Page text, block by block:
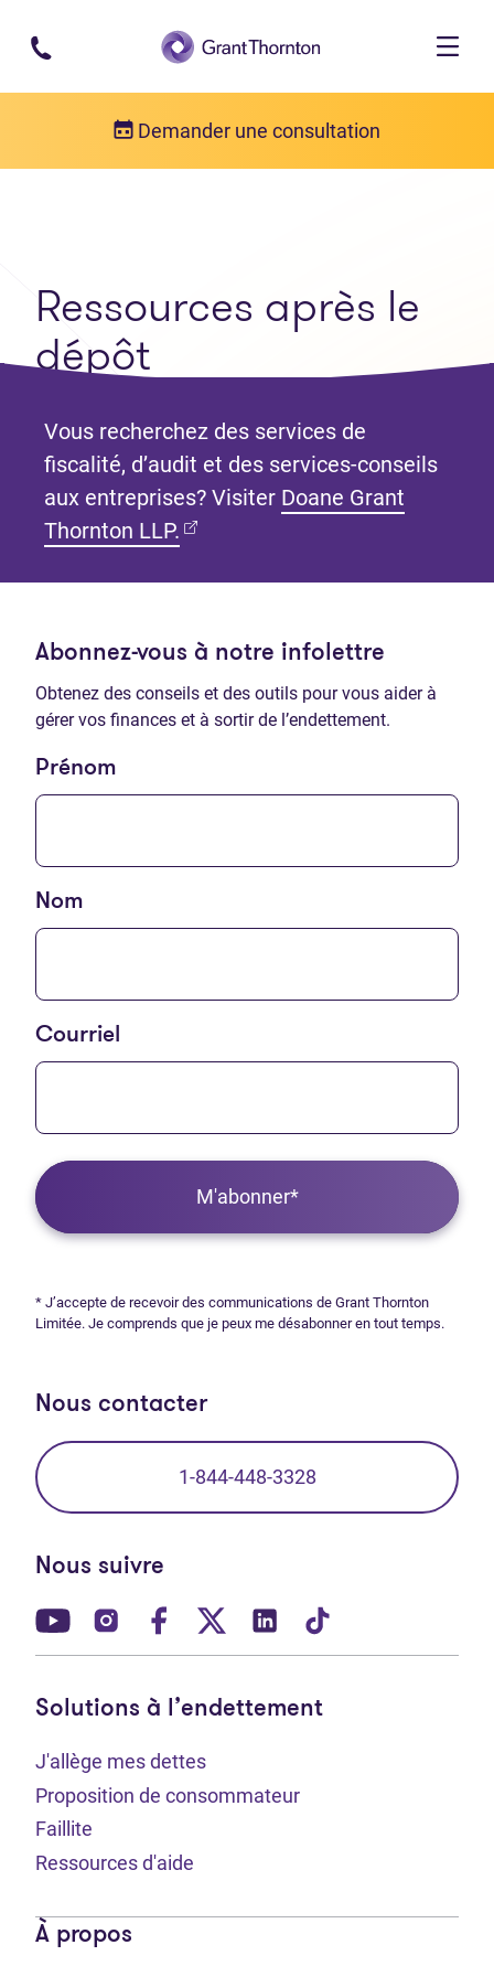
Passer au contenu principal
Demander une consultation
Ressources après le
dépôt
Vous recherchez des services de
fiscalité, d’audit et des services-conseils
aux entreprises? Visiter Doane Grant
Thornton LLP. (Ouvre dans un nouvel onglet)
Abonnez-vous à notre infolettre
Obtenez des conseils et des outils pour vous aider à
gérer vos finances et à sortir de l’endettement.
Prénom
Nom
Courriel
M'abonner*
* J’accepte de recevoir des communications de Grant Thornton
Limitée. Je comprends que je peux me désabonner en tout temps.
Nous contacter
1-844-448-3328
Nous suivre
(Ouvre dans un nouvel onglet)
(Ouvre dans un nouvel onglet)
(Ouvre dans un nouvel onglet)
(Ouvre dans un nouvel
(Ouvre dans un
Solutions à l’endettement
J'allège mes dettes
Proposition de consommateur
Faillite
Ressources d'aide
À propos